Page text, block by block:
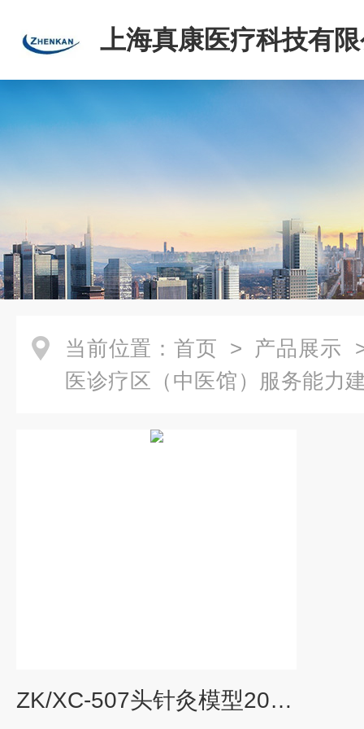
上海真康医疗科技有
当前位置： 首页 > 产品展示
医诊疗区（中医馆）服务能力
ZK/XC-507头针灸模型20CM